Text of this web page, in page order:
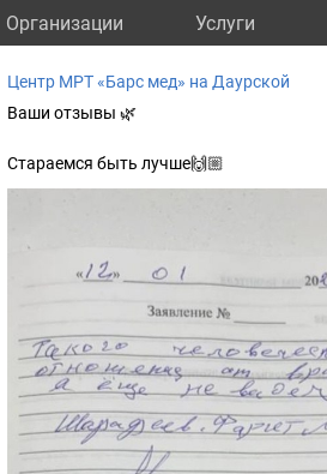
Организации Услуги
Центр МРТ «Барс мед» на Даурской
Ваши отзывы 🌿
Стараемся быть лучше🙌🏼